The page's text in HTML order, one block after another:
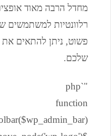
מחדל הרבה מאוד
רלוונטיות למשתמשים
פשוט, ניתן להתאים את
שלכם.
"`php
function
{